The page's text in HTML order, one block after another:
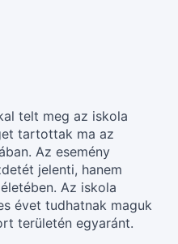
telt meg az iskola
tartottak ma az
Az esemény
jelenti, hanem
Az iskola
évet tudhatnak maguk
területén egyaránt.